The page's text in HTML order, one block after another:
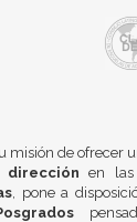
misión de ofrecer
en las
, pone a